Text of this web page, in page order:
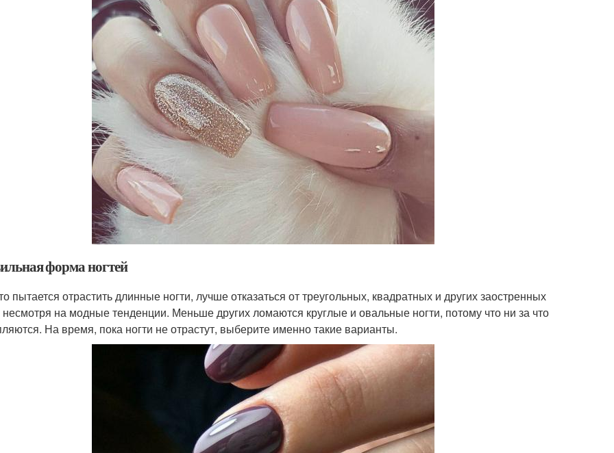
форма ногтей
пытается отрастить длинные ногти, лучше отказаться от треугольных, квадратных и других заостренных
на модные тенденции. Меньше других ломаются круглые и овальные ногти, потому что ни за что
На время, пока ногти не отрастут, выберите именно такие варианты.